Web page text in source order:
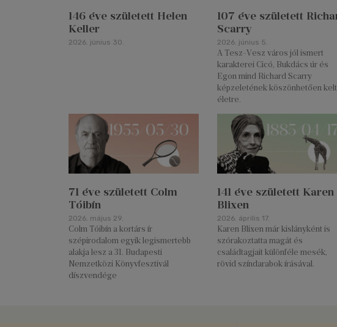
146 éve született Helen
Keller
2026. június 30.
107 éve született
Scarry
2026. június 5.
A Tesz-Vesz város jól ismert
karakterei Cicó, Bukdács úr és
Egon mind Richard Scarry
képzeletének köszönhetően
életre.
71 éve született Colm
Tóibín
2026. május 29.
Colm Tóibín a kortárs ír
szépirodalom egyik legismertebb
alakja lesz a 31. Budapesti
Nemzetközi Könyvfesztivál
díszvendége
141 éve született Karen
Blixen
2026. április 17.
Karen Blixen már kislányként is
szórakoztatta magát és
családtagjait különféle mesék,
rövid színdarabok írásával.